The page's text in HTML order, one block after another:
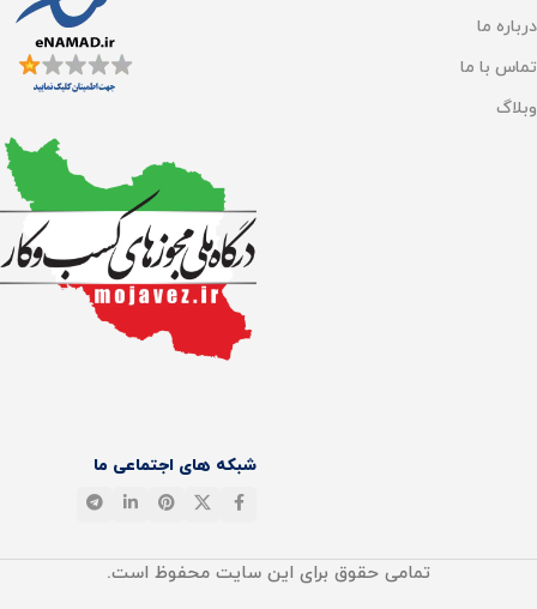
18 ماهه شرکت می سرویس
ضمانت اصالت فیزیک کالا
درباره ما
تماس با ما
وبلاگ
شبکه های اجتماعی ما
تمامی حقوق برای این سایت محفوظ است.